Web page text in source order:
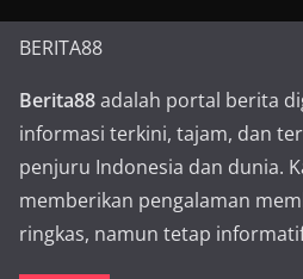
BERITA88
Berita88adalah portal berita
informasi terkini, tajam, dan
penjuru Indonesia dan dunia.
memberikan pengalaman
ringkas, namun tetap